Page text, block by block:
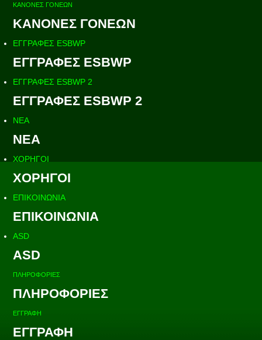
ΚΑΝΟΝΕΣ ΓΟΝΕΩΝ
ΚΑΝΟΝΕΣ ΓΟΝΕΩΝ
ΕΓΓΡΑΦΕΣ ESBWP
ΕΓΓΡΑΦΕΣ ESBWP
ΕΓΓΡΑΦΕΣ ESBWP 2
ΕΓΓΡΑΦΕΣ ESBWP 2
ΝΕΑ
ΝΕΑ
ΧΟΡΗΓΟΙ
ΧΟΡΗΓΟΙ
ΕΠΙΚΟΙΝΩΝΙΑ
ΕΠΙΚΟΙΝΩΝΙΑ
ASD
ASD
ΠΛΗΡΟΦΟΡΙΕΣ
ΠΛΗΡΟΦΟΡΙΕΣ
ΕΓΓΡΑΦΗ
ΕΓΓΡΑΦΗ